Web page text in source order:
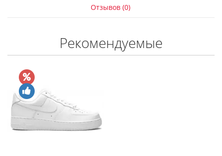
Отзывов (0)
Рекомендуемые